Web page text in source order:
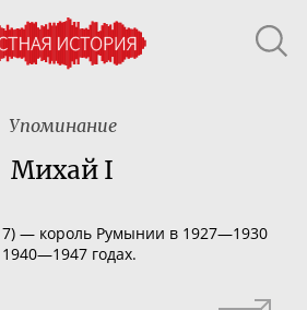
Упоминание
Михай I
— король Румынии в 1927—1930
годах.